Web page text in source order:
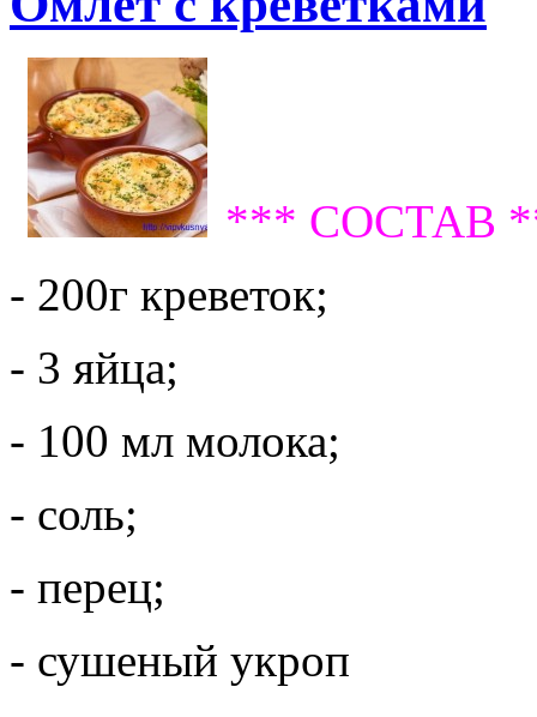
*** СОСТАВ
- 200г креветок;
- 3 яйца;
- 100 мл молока;
- соль;
- перец;
- сушеный укроп